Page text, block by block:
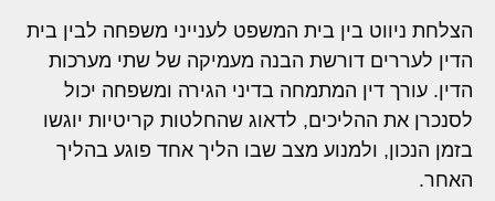
הצלחת ניווט בין בית המשפט לענייני משפחה לבין בית
הדין לעררים דורשת הבנה מעמיקה של שתי מערכות
הדין. עורך דין המתמחה בדיני הגירה ומשפחה יכול
לסנכרן את ההליכים, לדאוג שהחלטות קריטיות יוגשו
בזמן הנכון, ולמנוע מצב שבו הליך אחד פוגע בהליך
האחר.